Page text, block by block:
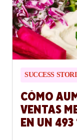
SUCCESS
CÓMO
VENTAS
EN UN 493